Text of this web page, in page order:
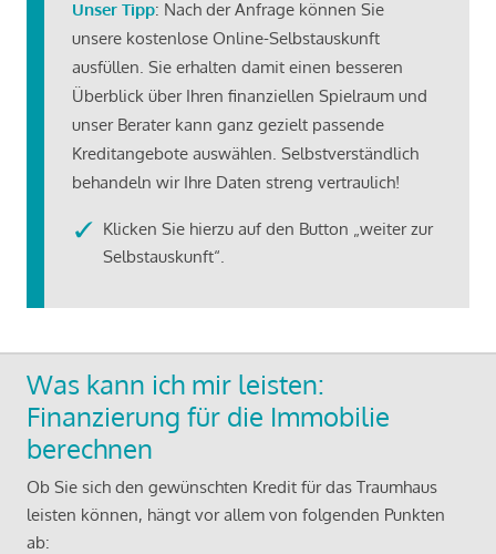
Unser Tipp: Nach der Anfrage können Sie
unsere kostenlose Online-Selbstauskunft
ausfüllen. Sie erhalten damit einen besseren
Überblick über Ihren finanziellen Spielraum und
unser Berater kann ganz gezielt passende
Kreditangebote auswählen. Selbstverständlich
behandeln wir Ihre Daten streng vertraulich!
Klicken Sie hierzu auf den Button „weiter zur
Selbstauskunft“.
Was kann ich mir leisten:
Finanzierung für die Immobilie
berechnen
Ob Sie sich den gewünschten Kredit für das Traumhaus
leisten können, hängt vor allem von folgenden Punkten
ab: